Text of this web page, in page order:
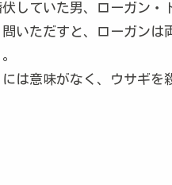
していた男、ローガン・
いただすと、ローガン
は意味がなく、ウサギ